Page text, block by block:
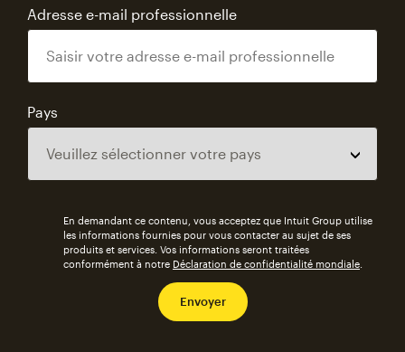
Adresse e-mail professionnelle
Pays
En demandant ce contenu, vous acceptez que Intuit Group utilise
les informations fournies pour vous contacter au sujet de ses
produits et services. Vos informations seront traitées
conformément à notre Déclaration de confidentialité mondiale